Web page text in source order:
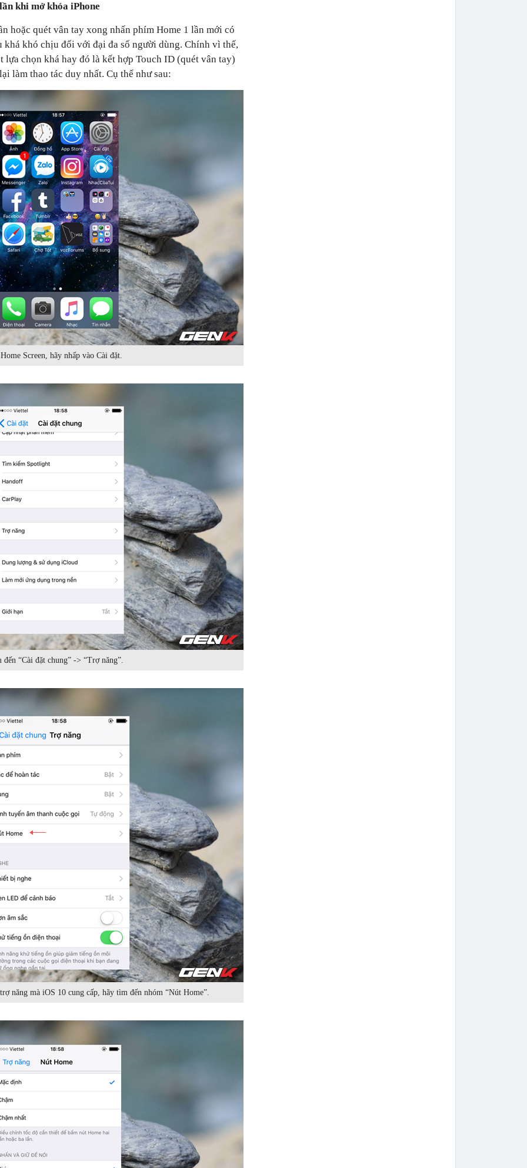
khi mở khóa iPhone
hoặc quét vân tay xong nhấn phím Home 1 lần mới có
khá khó chịu đối với đại đa số người dùng. Chính vì thế,
lựa chọn khá hay đó là kết hợp Touch ID (quét vân tay)
làm thao tác duy nhất. Cụ thể như sau:
Screen, hãy nhấp vào Cài đặt.
đến “Cài đặt chung” -> “Trợ năng”.
năng mà iOS 10 cung cấp, hãy tìm đến nhóm “Nút Home”.